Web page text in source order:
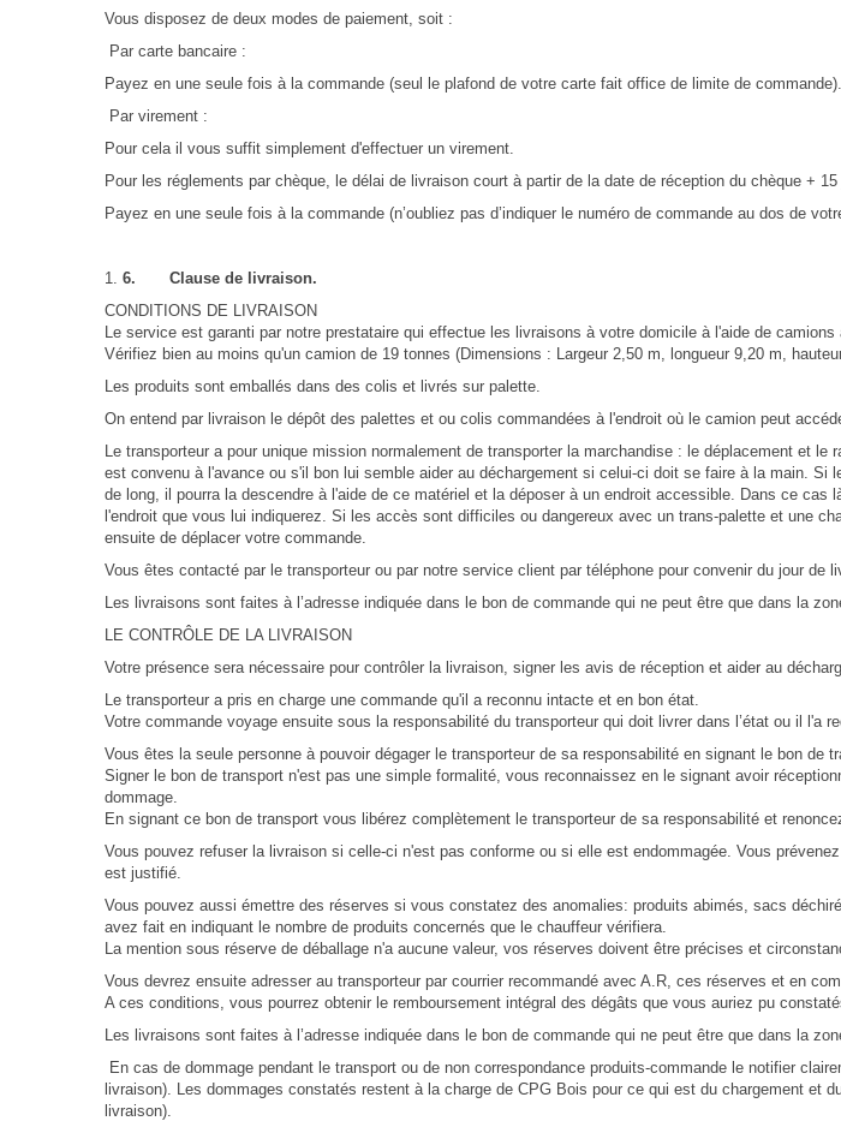
Vous disposez de deux modes de paiement, soit :
Par carte bancaire :
Payez en une seule fois à la commande (seul le plafond de votre carte fait office de limite de commande).
Par virement :
Pour cela il vous suffit simplement d'effectuer un virement.
Pour les réglements par chèque, l e délai de livraison court à partir de la date de réception du chèque + 15
Payez en une seule fois à la commande (n’oubliez pas d’indiquer le numéro de commande au dos de
6. Clause de livraison.
CONDITIONS DE LIVRAISON
Le service est garanti par notre prestataire qui effectue les livraisons à votre domicile à l'aide de
Vérifiez bien au moins qu'un camion de 19 tonnes (Dimensions : Largeur 2,50 m, longueur 9,20 m,
Les produits sont emballés dans des colis et livrés sur palette.
On entend par livraison le dépôt des palettes et ou colis commandées à l'endroit où le camion peut
Le transporteur a pour unique mission normalement de transporter la marchandise : le déplacement et
est convenu à l'avance ou s'il bon lui semble aider au déchargement si celui-ci doit se faire à la main.
de long, il pourra la descendre à l'aide de ce matériel et la déposer à un endroit accessible. Dans ce cas
l'endroit que vous lui indiquerez. Si les accès sont difficiles ou dangereux avec un trans-palette et une
ensuite de déplacer votre commande.
Vous êtes contacté par le transporteur ou par notre service client par téléphone pour convenir du jour de
Les livraisons sont faites à l’adresse indiquée dans le bon de commande qui ne peut être que dans la
LE CONTRÔLE DE LA LIVRAISON
Votre présence sera nécessaire pour contrôler la livraison, signer les avis de réception et aider au
Le transporteur a pris en charge une commande qu'il a reconnu intacte et en bon état.
Votre commande voyage ensuite sous la responsabilité du transporteur qui doit livrer dans l’état ou il l'a
Vous êtes la seule personne à pouvoir dégager le transporteur de sa responsabilité en signant le bon de
Signer le bon de transport n'est pas une simple formalité, vous reconnaissez en le signant avoir
dommage.
En signant ce bon de transport vous libérez complètement le transporteur de sa responsabilité et
Vous pouvez refuser la livraison si celle-ci n'est pas conforme ou si elle est endommagée. Vous
est justifié.
Vous pouvez aussi émettre des réserves si vous constatez des anomalies: produits abimés, sacs
avez fait en indiquant le nombre de produits concernés que le chauffeur vérifiera.
La mention sous réserve de déballage n'a aucune valeur, vos réserves doivent être précises et
Vous devrez ensuite adresser au transporteur par courrier recommandé avec A.R, ces réserves et en
A ces conditions, vous pourrez obtenir le remboursement intégral des dégâts que vous auriez pu
Les livraisons sont faites à l’adresse indiquée dans le bon de commande qui ne peut être que dans la
En cas de dommage pendant le transport ou de non correspondance produits-commande le notifier
livraison). Les dommages constatés restent à la charge de CPG Bois pour ce qui est du chargement et
livraison).